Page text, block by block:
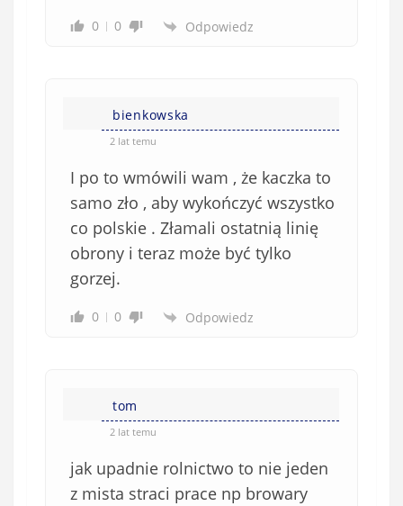
0 0 Odpowiedz
bienkowska
2 lat temu
I po to wmówili wam , że kaczka to
samo zło , aby wykończyć wszystko
co polskie . Złamali ostatnią linię
obrony i teraz może być tylko
gorzej.
0 0 Odpowiedz
tom
2 lat temu
jak upadnie rolnictwo to nie jeden
z mista straci prace np browary